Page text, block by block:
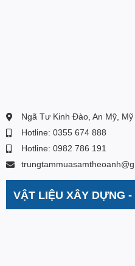
Ngã Tư Kinh Đào, An Mỹ,
Hotline: 0355 674 888
Hotline: 0982 786 191
VẬT LIỆU XÂY DỰNG